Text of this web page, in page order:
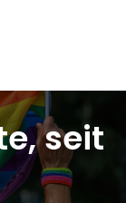
seit